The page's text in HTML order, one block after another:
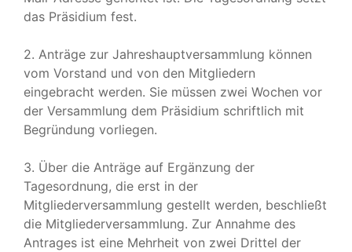
das Präsidium fest.
2. Anträge zur Jahreshauptversammlung können
vom Vorstand und von den Mitgliedern
eingebracht werden. Sie müssen zwei Wochen vor
der Versammlung dem Präsidium schriftlich mit
Begründung vorliegen.
3. Über die Anträge auf Ergänzung der
Tagesordnung, die erst in der
Mitgliederversammlung gestellt werden, beschließt
die Mitgliederversammlung. Zur Annahme des
Antrages ist eine Mehrheit von zwei Drittel der